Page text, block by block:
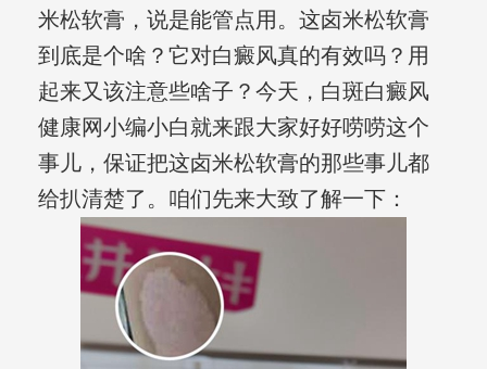
米松软膏，说是能管点用。这卤米松软膏
到底是个啥？它对白癜风真的有效吗？用
起来又该注意些啥子？今天，白斑白癜风
健康网小编小白就来跟大家好好唠唠这个
事儿，保证把这卤米松软膏的那些事儿都
给扒清楚了。咱们先来大致了解一下：